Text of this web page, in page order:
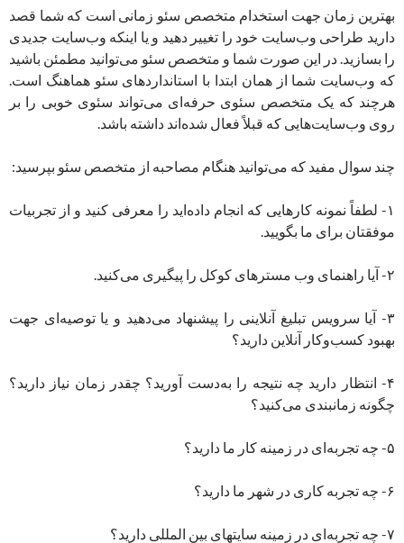
بهترین زمان جهت استخدام متخصص سئو زمانی است که شما قصد
دارید طراحی وب‌سایت خود را تغییر دهید و یا اینکه وب‌سایت جدیدی
را بسازید. در این صورت شما و متخصص سئو می‌توانید مطمئن باشید
که وب‌سایت شما از همان ابتدا با استانداردهای سئو هماهنگ است.
هرچند که یک متخصص سئوی حرفه‌ای می‌تواند سئوی خوبی را بر
روی وب‌سایت‌هایی که قبلاً فعال شده‌اند داشته باشد.
چند سوال مفید که می‌توانید هنگام مصاحبه از متخصص سئو بپرسید:
۱- لطفاً نمونه کارهایی که انجام داده‌اید را معرفی کنید و از تجربیات
موفقتان برای ما بگویید.
۲- آیا راهنمای وب مسترهای کوکل را پیگیری می‌کنید.
۳- آیا سرویس تبلیغ آنلاینی را پیشنهاد می‌دهید و یا توصیه‌ای جهت
بهبود کسب‌وکار آنلاین دارید؟
۴- انتظار دارید چه نتیجه را به‌دست آورید؟ چقدر زمان نیاز دارید؟
چگونه زمانبندی می‌کنید؟
۵- چه تجربه‌ای در زمینه کار ما دارید؟
۶- چه تجربه کاری در شهر ما دارید؟
۷- چه تجربه‌ای در زمینه سایتهای بین المللی دارید؟